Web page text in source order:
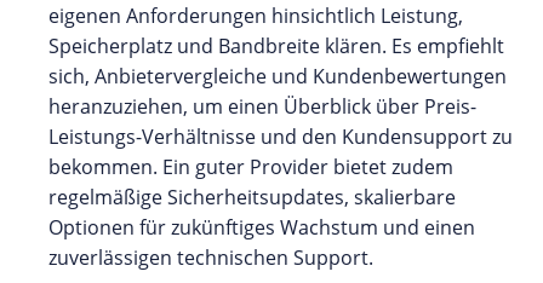
eigenen Anforderungen hinsichtlich Leistung,
Speicherplatz und Bandbreite klären. Es empfiehlt
sich, Anbietervergleiche und Kundenbewertungen
heranzuziehen, um einen Überblick über Preis-
Leistungs-Verhältnisse und den Kundensupport zu
bekommen. Ein guter Provider bietet zudem
regelmäßige Sicherheitsupdates, skalierbare
Optionen für zukünftiges Wachstum und einen
zuverlässigen technischen Support.